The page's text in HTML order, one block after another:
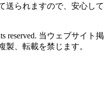
送られますので、安心して
reserved. 当ウェブサイト掲
製、転載を禁じます。